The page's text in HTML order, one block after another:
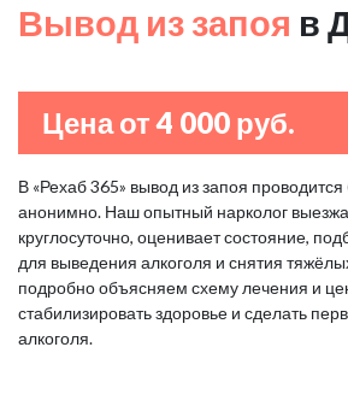
Вывод из запоя в
Цена от 4 000 руб.
В «Рехаб 365» вывод из запоя
анонимно. Наш опытный нарколог
круглосуточно, оценивает состояние,
для выведения алкоголя и снятия
подробно объясняем схему лечения и
стабилизировать здоровье и сделать
алкоголя.